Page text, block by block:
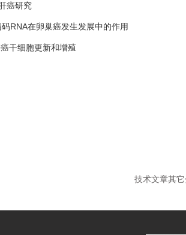
癌研究
RNA在卵巢癌发生发展中的作用
干细胞更新和增殖
技术文章其